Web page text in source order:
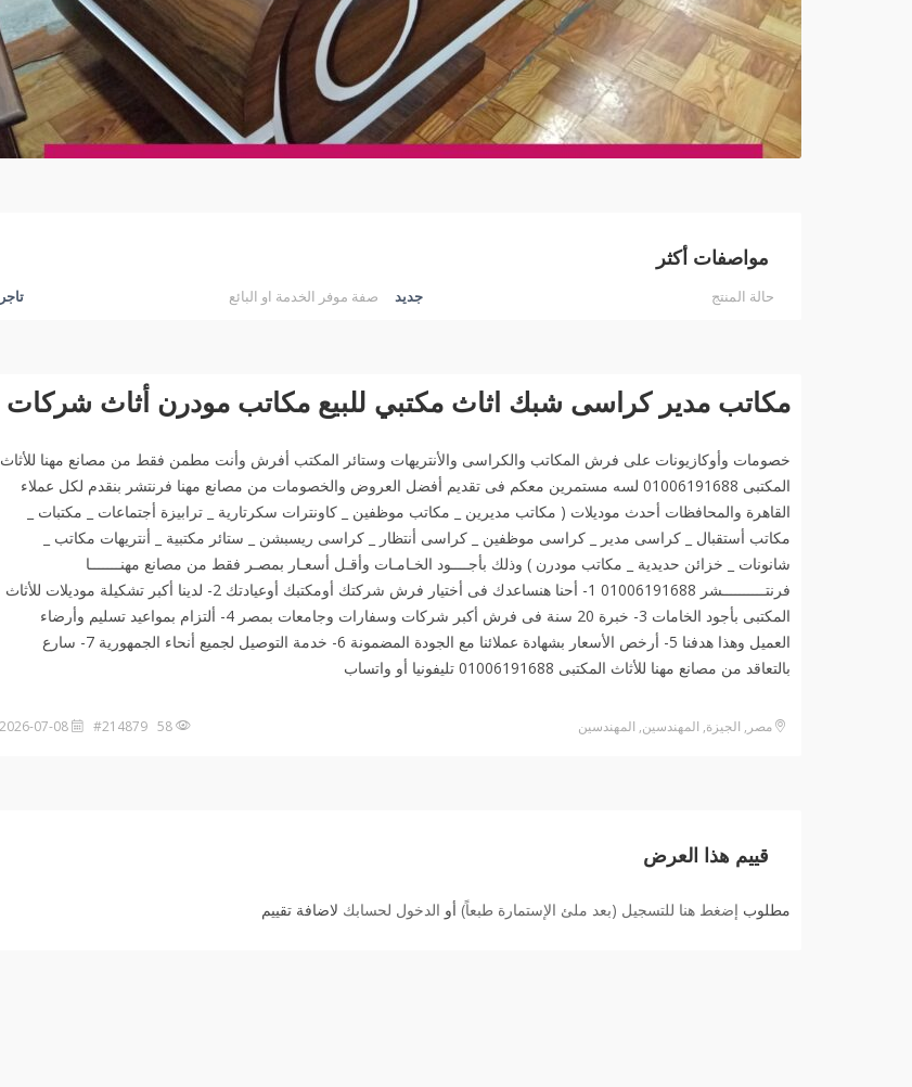
مواصفات أكثر
حالة المنتج جديد صفة موفر الخدمة او البائع تاجر
مكاتب مدير كراسى شبك اثاث مكتبي للبيع مكاتب مودرن أثاث شركات
خصومات وأوكازيونات على فرش المكاتب والكراسى والأنتريهات وستائر المكتب أفرش وأنت مطمن فقط من مصانع مهنا للأثاث
المكتبى 01006191688 لسه مستمرين معكم فى تقديم أفضل العروض والخصومات من مصانع مهنا فرنتشر بنقدم لكل عملاء
القاهرة والمحافظات أحدث موديلات ( مكاتب مديرين _ مكاتب موظفين _ كاونترات سكرتارية _ ترابيزة أجتماعات _ مكتبات _
مكاتب أستقبال _ كراسى مدير _ كراسى موظفين _ كراسى أنتظار _ كراسى ريسبشن _ ستائر مكتبية _ أنتريهات مكاتب _
شانونات _ خزائن حديدية _ مكاتب مودرن ) وذلك بأجــــود الخـامـات وأقـل أسعـار بمصـر فقط من مصانع مهنـــــــا
فرنتــــــــــشر 01006191688 1- أحنا هنساعدك فى أختيار فرش شركتك أومكتبك أوعيادتك 2- لدينا أكبر تشكيلة موديلات للأثاث
المكتبى بأجود الخامات 3- خبرة 20 سنة فى فرش أكبر شركات وسفارات وجامعات بمصر 4- ألتزام بمواعيد تسليم وأرضاء
العميل وهذا هدفنا 5- أرخص الأسعار بشهادة عملائنا مع الجودة المضمونة 6- خدمة التوصيل لجميع أنحاء الجمهورية 7- سارع
بالتعاقد من مصانع مهنا للأثاث المكتبى 01006191688 تليفونيا أو واتساب️
مصر, الجيزة, المهندسين, المهندسين
قييم هذا العرض
مطلوب إضغط هنا للتسجيل (بعد ملئ الإستمارة طبعاً) أو الدخول لحسابك لاضافة تقييم